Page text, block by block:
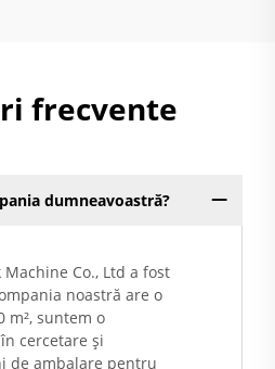
frecvente
dumneavoastră?
Co., Ltd a fost
noastră are o
m², suntem o
cercetare și
de ambalare pentru